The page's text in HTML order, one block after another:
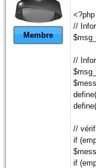
Membre
<?php
//
//
//
if
if